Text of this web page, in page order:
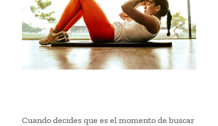
Cuando decides que es el momento de buscar